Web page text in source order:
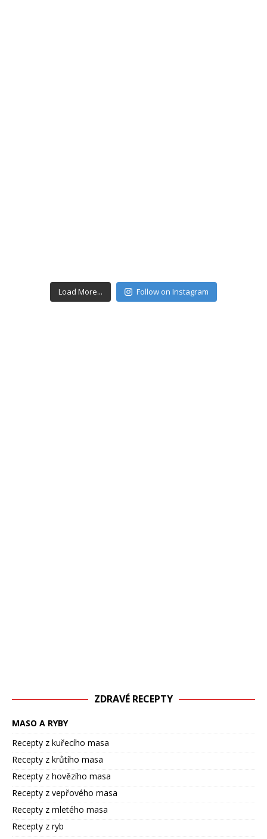
Load More... Follow on Instagram
ZDRAVÉ RECEPTY
MASO A RYBY
Recepty z kuřecího masa
Recepty z krůtího masa
Recepty z hovězího masa
Recepty z vepřového masa
Recepty z mletého masa
Recepty z ryb